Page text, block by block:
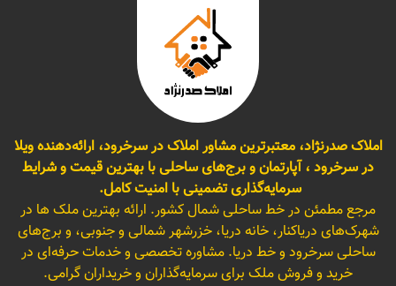
املاک صدرنژاد، معتبرترین مشاور املاک در سرخرود، ارائه‌دهنده ویلا
در سرخرود ، آپارتمان و برج‌های ساحلی با بهترین قیمت و شرایط
سرمایه‌گذاری تضمینی با امنیت کامل.
مرجع مطمئن در خط ساحلی شمال کشور. ارائه بهترین ملک ها در
شهرک‌های دریاکنار، خانه دریا، خزرشهر شمالی و جنوبی، و برج‌های
ساحلی سرخرود و خط دریا. مشاوره تخصصی و خدمات حرفه‌ای در
خرید و فروش ملک برای سرمایه‌گذاران و خریداران گرامی.